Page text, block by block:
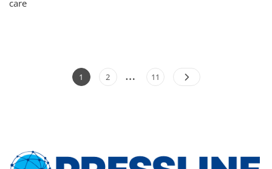
care
Paginație
Page
1 Page
2 … Page
11